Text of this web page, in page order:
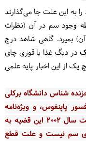
به این علت جا می‌گذارند
وجود سم در آن (نظرات
آن) بمیرد. گاهی شاهد درج
در دیگ غذا یا قوری چای
از این اخبار پایه علمی
شناس دانشگاه برکلی
پاپنفوس، و ویژه‌نامه
چاپ شده توسط مجله رپتایلز مورخ آگوست سال ۲۰۰۲ این قضیه به
سم نیست و علت قطع